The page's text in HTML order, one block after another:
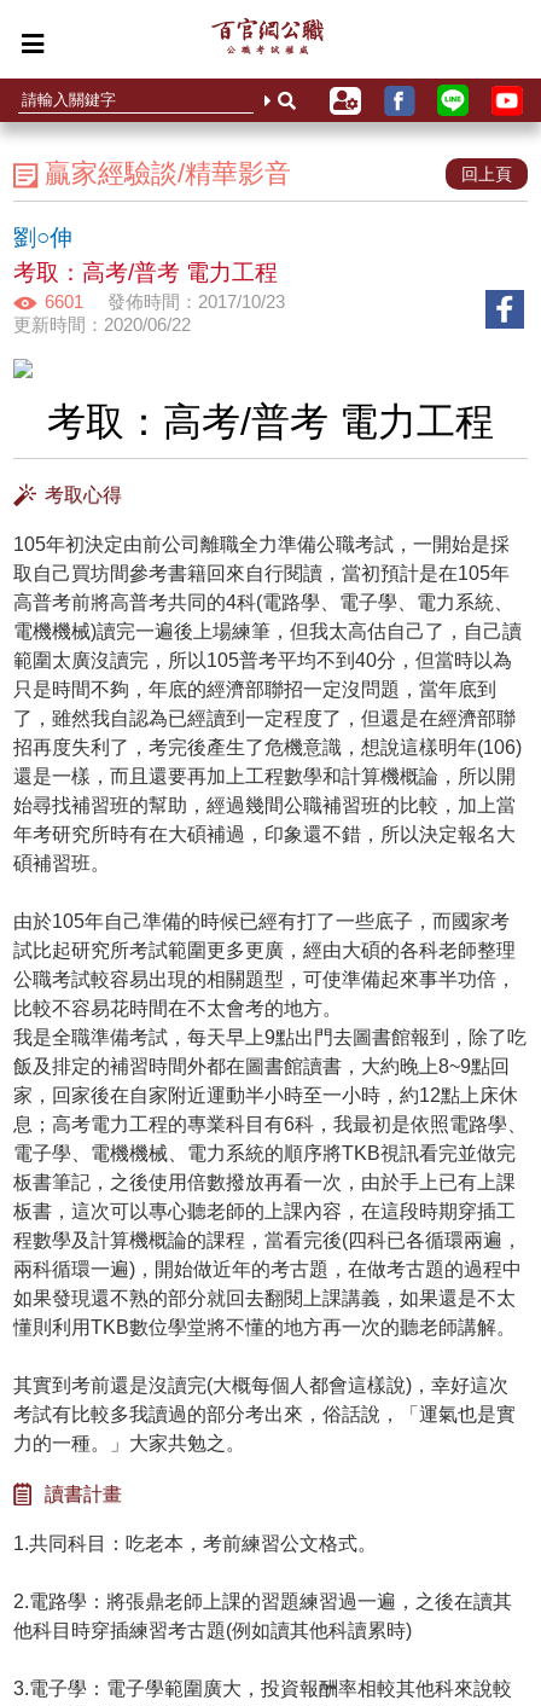
贏家經驗談/精華影音 回上頁
劉○伸
考取：高考/普考 電力工程
6601
發佈時間：2017/10/23
更新時間：2020/06/22
考取：高考/普考 電力工程
考取心得
105年初決定由前公司離職全力準備公職考試，一開始是採
取自己買坊間參考書籍回來自行閱讀，當初預計是在105年
高普考前將高普考共同的4科(電路學、電子學、電力系統、
電機機械)讀完一遍後上場練筆，但我太高估自己了，自己讀
範圍太廣沒讀完，所以105普考平均不到40分，但當時以為
只是時間不夠，年底的經濟部聯招一定沒問題，當年底到
了，雖然我自認為已經讀到一定程度了，但還是在經濟部聯
招再度失利了，考完後產生了危機意識，想說這樣明年(106)
還是一樣，而且還要再加上工程數學和計算機概論，所以開
始尋找補習班的幫助，經過幾間公職補習班的比較，加上當
年考研究所時有在大碩補過，印象還不錯，所以決定報名大
碩補習班。
由於105年自己準備的時候已經有打了一些底子，而國家考
試比起研究所考試範圍更多更廣，經由大碩的各科老師整理
公職考試較容易出現的相關題型，可使準備起來事半功倍，
比較不容易花時間在不太會考的地方。
我是全職準備考試，每天早上9點出門去圖書館報到，除了吃
飯及排定的補習時間外都在圖書館讀書，大約晚上8~9點回
家，回家後在自家附近運動半小時至一小時，約12點上床休
息；高考電力工程的專業科目有6科，我最初是依照電路學、
電子學、電機機械、電力系統的順序將TKB視訊看完並做完
板書筆記，之後使用倍數撥放再看一次，由於手上已有上課
板書，這次可以專心聽老師的上課內容，在這段時期穿插工
程數學及計算機概論的課程，當看完後(四科已各循環兩遍，
兩科循環一遍)，開始做近年的考古題，在做考古題的過程中
如果發現還不熟的部分就回去翻閱上課講義，如果還是不太
懂則利用TKB數位學堂將不懂的地方再一次的聽老師講解。
其實到考前還是沒讀完(大概每個人都會這樣說)，幸好這次
考試有比較多我讀過的部分考出來，俗話說，「運氣也是實
力的一種。」大家共勉之。
讀書計畫
1.共同科目：吃老本，考前練習公文格式。
2.電路學：將張鼎老師上課的習題練習過一遍，之後在讀其
他科目時穿插練習考古題(例如讀其他科讀累時)
3.電子學：電子學範圍廣大，投資報酬率相較其他科來說較